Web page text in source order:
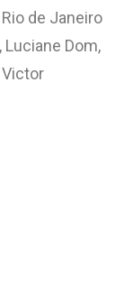
de Janeiro
Dom,
Victor